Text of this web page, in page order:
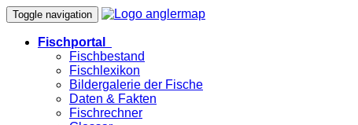
Toggle navigation
Fischportal
Fischbestand
Fischlexikon
Bildergalerie der Fische
Daten & Fakten
Fischrechner